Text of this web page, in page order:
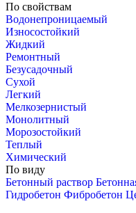
По свойствам
Водонепроницаемый
Износостойкий
Жидкий
Ремонтный
Безусадочный
Сухой
Легкий
Мелкозернистый
Монолитный
Морозостойкий
Теплый
Химический
По виду
Бетонный раствор
Гидробетон Фибробетон